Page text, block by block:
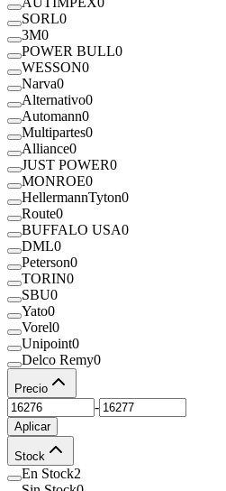
SORL0
3M0
POWER BULL0
WESSON0
Narva0
Alternativo0
Automann0
Multipartes0
Alliance0
JUST POWER0
MONROE0
HellermannTyton0
Route0
BUFFALO USA0
DML0
Peterson0
TORIN0
SBU0
Yato0
Vorel0
Unipoint0
Delco Remy0
Precio
-
Aplicar
Stock
En Stock2